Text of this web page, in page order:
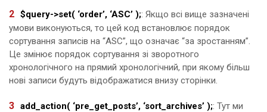
$query->set( ‘order’, ‘ASC’ );: Якщо всі вище зазначені
умови виконуються, то цей код встановлює порядок
сортування записів на “ASC”, що означає “за зростанням”.
Це змінює порядок сортування зі зворотного
хронологічного на прямий хронологічний, при якому більш
нові записи будуть відображатися внизу сторінки.
add_action( ‘pre_get_posts’, ‘sort_archives’ );: Тут ми